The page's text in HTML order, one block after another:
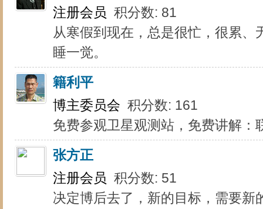
注册会员 积分数: 81
从寒假到现在，总是很忙，很累
睡一觉。
籍利平
博主委员会 积分数: 161
免费参观卫星观测站，免费讲解：
张方正
注册会员 积分数: 51
决定博后去了，新的目标，需要新